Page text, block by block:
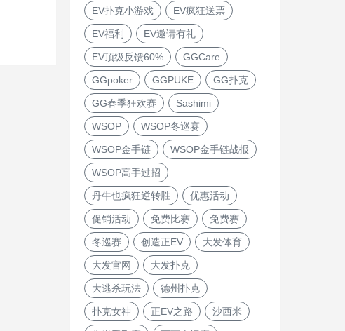
EV扑克小游戏 EV疯狂送票
EV福利 EV邀请有礼
EV顶级反馈60% GGCare
GGpoker GGPUKE GG扑克
GG春季狂欢赛 Sashimi
WSOP WSOP冬巡赛
WSOP金手链 WSOP金手链战报
WSOP高手过招
丹牛也疯狂逆转胜 优惠活动
促销活动 免费比赛 免费赛
冬巡赛 创造正EV 大发体育
大发官网 大发扑克
大逃杀玩法 德州扑克
扑克女神 正EV之路 沙西米